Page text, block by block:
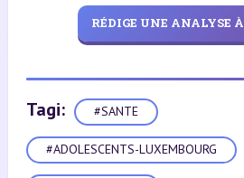
RÉDIGE UNE ANALYSE
Tagi: #SANTE
#ADOLESCENTS-LUXEMBOURG